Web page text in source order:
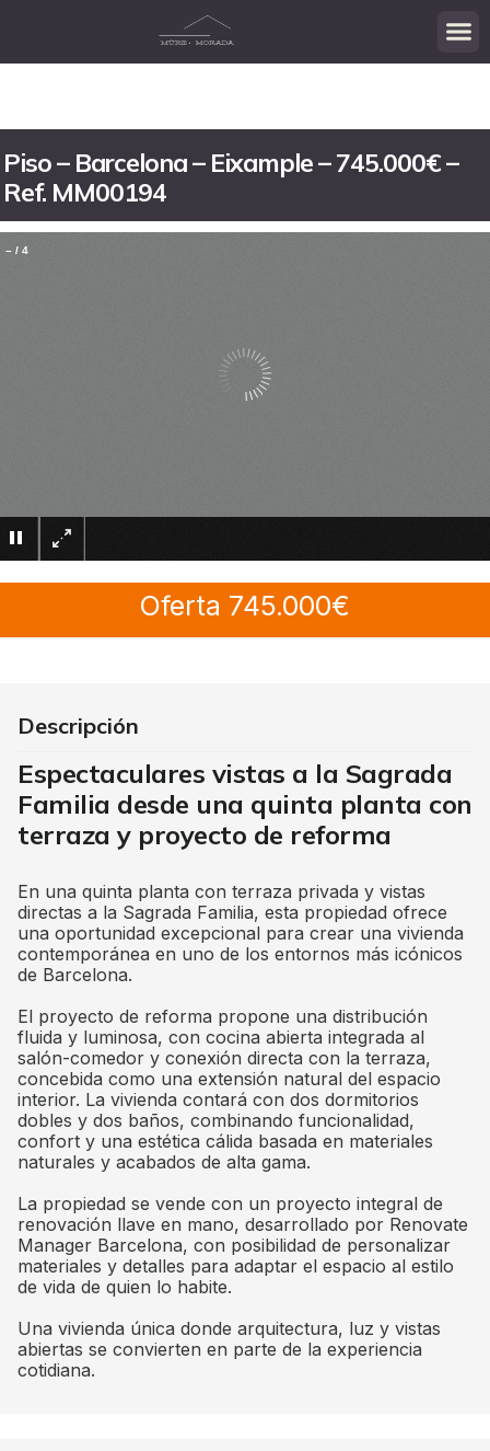
Piso – Barcelona – Eixample – 745.000€ –
Ref. MM00194
– / 4
Oferta 745.000€
Descripción
Espectaculares vistas a la Sagrada
Familia desde una quinta planta con
terraza y proyecto de reforma
En una quinta planta con terraza privada y vistas
directas a la Sagrada Familia, esta propiedad ofrece
una oportunidad excepcional para crear una vivienda
contemporánea en uno de los entornos más icónicos
de Barcelona.
El proyecto de reforma propone una distribución
fluida y luminosa, con cocina abierta integrada al
salón-comedor y conexión directa con la terraza,
concebida como una extensión natural del espacio
interior. La vivienda contará con dos dormitorios
dobles y dos baños, combinando funcionalidad,
confort y una estética cálida basada en materiales
naturales y acabados de alta gama.
La propiedad se vende con un proyecto integral de
renovación llave en mano, desarrollado por Renovate
Manager Barcelona, con posibilidad de personalizar
materiales y detalles para adaptar el espacio al estilo
de vida de quien lo habite.
Una vivienda única donde arquitectura, luz y vistas
abiertas se convierten en parte de la experiencia
cotidiana.